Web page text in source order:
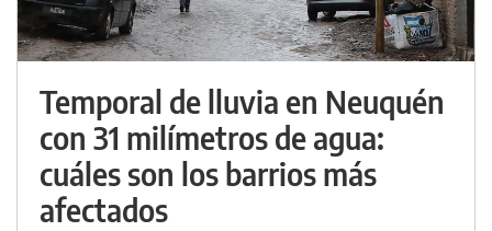
Temporal de lluvia en Neuquén
con 31 milímetros de agua:
cuáles son los barrios más
afectados